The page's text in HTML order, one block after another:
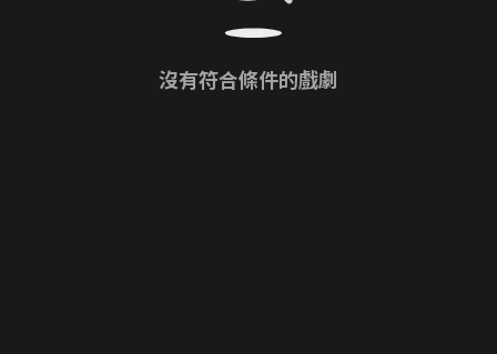
沒有符合條件的戲劇